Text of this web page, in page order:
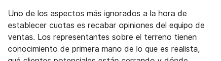
Uno de los aspectos más ignorados a la hora de
establecer cuotas es recabar opiniones del equipo de
ventas. Los representantes sobre el terreno tienen
conocimiento de primera mano de lo que es realista,